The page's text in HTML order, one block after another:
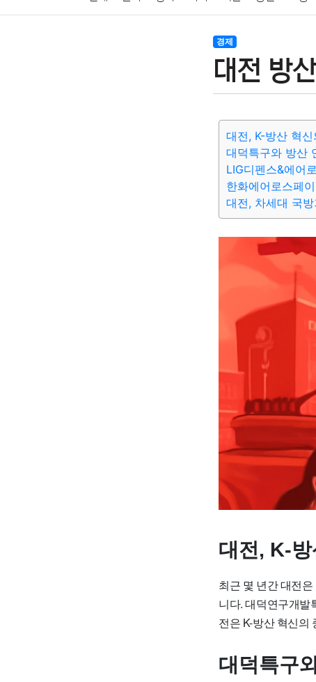
결혼 육아
기술 종교 사회
경제
대전 방
대전, K-방산 혁
대덕특구와 방산
LIG디펜스&에어
한화에어로스페
대전, 차세대 국
대전, K-
최근 몇 년간 대전
니다. 대덕연구개발
전은 K-방산 혁신의
대덕특구